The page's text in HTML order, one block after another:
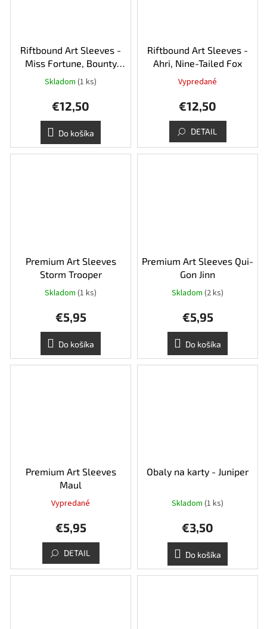
Riftbound Art Sleeves -
Miss Fortune, Bounty
Hunter
Skladom (1 ks)
€12,50
Do košíka
Riftbound Art Sleeves -
Ahri, Nine-Tailed Fox
Vypredané
€12,50
DETAIL
Premium Art Sleeves
Storm Trooper
Skladom (1 ks)
€5,95
Do košíka
Premium Art Sleeves Qui-
Gon Jinn
Skladom (2 ks)
€5,95
Do košíka
Premium Art Sleeves
Maul
Vypredané
€5,95
DETAIL
Obaly na karty - Juniper
Skladom (1 ks)
€3,50
Do košíka